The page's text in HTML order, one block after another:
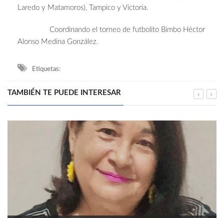
Laredo y Matamoros), Tampico y Victoria.
Coordinando el torneo de futbolito Bimbo Héctor
Alonso Medina González.
Etiquetas:
TAMBIÉN TE PUEDE INTERESAR